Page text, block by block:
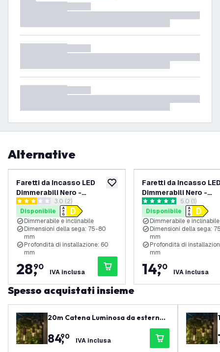
Alternative
aggiungi alla lista desideri
Faretti da Incasso LED
Dimmerabili Nero -
Amsterdam - 3W - 4000K -
Ã¸82mm - 6 pack
apri il cassetto delle recensioni
3 stelle di valutazione
3.0 (2)
Disponibile
Dimmerabile e inclinabile
Dimensioni della sega: 75-80
mm
Profondità di installazione: 60
mm
28,
90
IVA inclusa
Faretti da Incasso
Dimmerabili Nero -
Amsterdam - 3W -
Ã¸82mm - 3 pack
apri il
5 stelle di valutazione
5.0 (1)
Disponibile
Dimmerabile e inclinabile
Dimensioni della sega:
mm
Profondità di
mm
14,
90
IVA inclusa
Spesso acquistati insieme
20m Catena Luminosa da esterno
+ cavo di collegamento da 3 m - IP6
5 - Collegabile - con 20 lampadine
84,
90 IVA inclusa